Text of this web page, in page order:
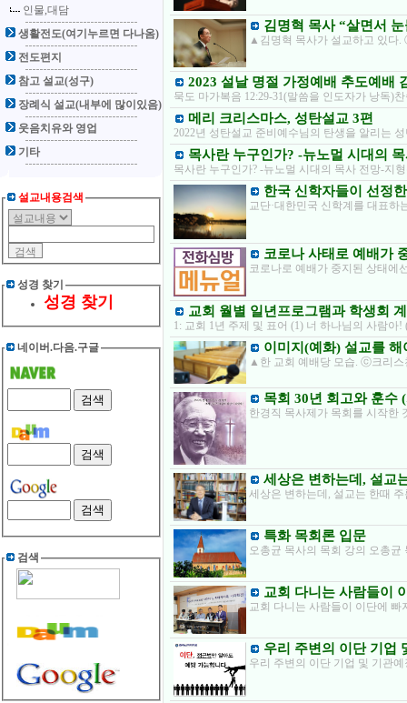
인물,대담
생활전도(여기누르면 다나옴)
전도편지
참고 설교(성구)
장례식 설교(내부에 많이있음)
웃음치유와 영업
기타
설교내용검색
성경 찾기
성경 찾기
네이버.다음.구글
검색
김명혁 목사 “살면서
▲김명혁 목사가 설교하고 있다.
2023 설날 명절 가정예배 추도예배
묵도 마가복음 12:29-31(말씀을 인도자가 낭독)
메리 크리스마스, 성탄설교 3편
2022년 성탄설교 준비예수님의 탄생을 알리는
목사란 누구인가? -뉴노멀 시대의
목사란 누구인가? -뉴노멀 시대의 목사 전망-지
한국 신학자들이 선정
교단·대한민국 신학계를 대표하
코로나 사태로 예배가
코로나로 예배가 중지된 상태에
교회 월별 일년프로그램과 학생회
1: 교회 1년 주제 및 표어 (1) 너 하나님의 사람
이미지(예화) 설교를
▲한 교회 예배당 모습. ⓒ크리스
목회 30년 회고와 훈수
한경직 목사제가 목회를 시작한
세상은 변하는데, 설교
세상은 변하는데, 설교는 한때
특화 목회론 입문
오총균 목사의 목회 강의 오총
교회 다니는 사람들이
교회 다니는 사람들이 이단에 빠
우리 주변의 이단 기업
우리 주변의 이단 기업 및 기관예